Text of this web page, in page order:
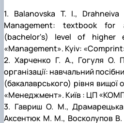
1. Balanovska T. I.,
Management: textbook
(bachelor's) level of higher
«Management». Kyiv:
2. Харченко Г. А., Гогуля О.
організації: навчальний
(бакалаврського) рівня вищої
«Менеджмент». Київ : ЦП
3. Гавриш О. М.,
Аксентюк М. М., Восколупов В.